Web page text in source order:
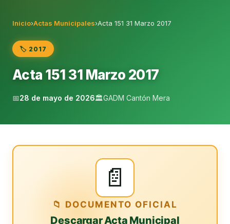
Inicio›Actas Municipales›Acta 151 31 Marzo 2017
🏷️ 2017
Acta 151 31 Marzo 2017
📅28 de mayo de 2026🏛️GADM Cantón Mera
📄
📁 DOCUMENTO OFICIAL
Descargar Acta Municipal